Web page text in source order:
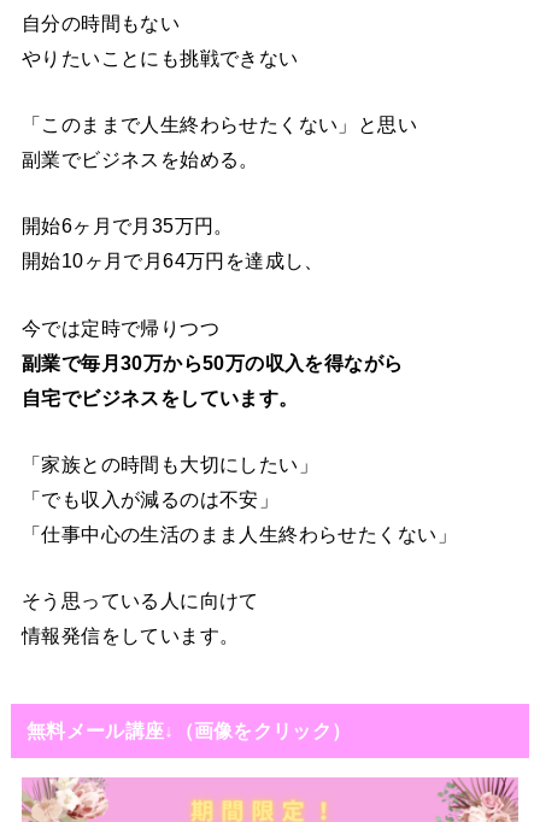
自分の時間もない
やりたいことにも挑戦できない
「このままで人生終わらせたくない」と思い
副業でビジネスを始める。
開始6ヶ月で月35万円。
開始10ヶ月で月64万円を達成し、
今では定時で帰りつつ
副業で毎月30万から50万の収入を得ながら
自宅でビジネスをしています。
「家族との時間も大切にしたい」
「でも収入が減るのは不安」
「仕事中心の生活のまま人生終わらせたくない」
そう思っている人に向けて
情報発信をしています。
無料メール講座↓（画像をクリック）